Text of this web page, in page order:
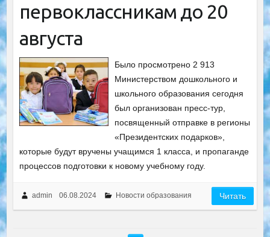
первоклассникам до 20
августа
Было просмотрено 2 913
Министерством дошкольного и
школьного образования сегодня
был организован пресс-тур,
посвященный отправке в регионы
«Президентских подарков»,
которые будут вручены учащимся 1 класса, и пропаганде
процессов подготовки к новому учебному году.
admin 06.08.2024 Новости образования Читать